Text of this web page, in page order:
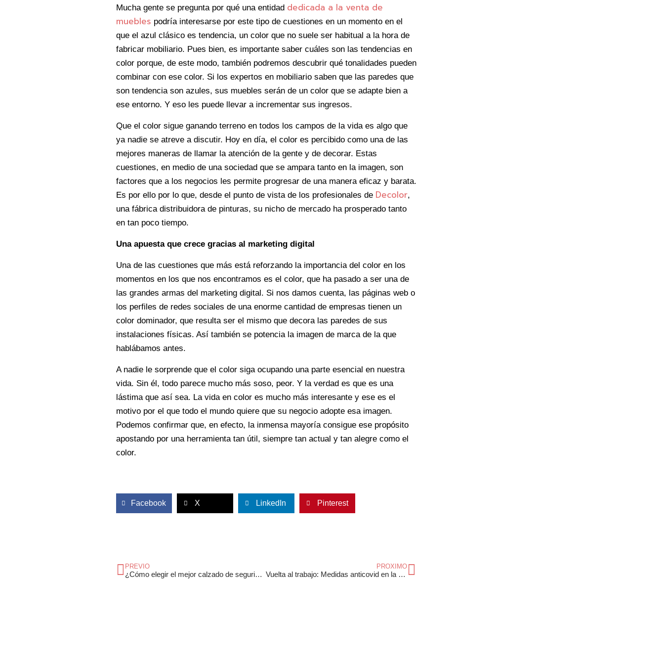
Mucha gente se pregunta por qué una entidad dedicada a la venta de
muebles podría interesarse por este tipo de cuestiones en un momento en el
que el azul clásico es tendencia, un color que no suele ser habitual a la hora de
fabricar mobiliario. Pues bien, es importante saber cuáles son las tendencias en
color porque, de este modo, también podremos descubrir qué tonalidades pueden
combinar con ese color. Si los expertos en mobiliario saben que las paredes que
son tendencia son azules, sus muebles serán de un color que se adapte bien a
ese entorno. Y eso les puede llevar a incrementar sus ingresos.
Que el color sigue ganando terreno en todos los campos de la vida es algo que
ya nadie se atreve a discutir. Hoy en día, el color es percibido como una de las
mejores maneras de llamar la atención de la gente y de decorar. Estas
cuestiones, en medio de una sociedad que se ampara tanto en la imagen, son
factores que a los negocios les permite progresar de una manera eficaz y barata.
Es por ello por lo que, desde el punto de vista de los profesionales de Decolor,
una fábrica distribuidora de pinturas, su nicho de mercado ha prosperado tanto
en tan poco tiempo.
Una apuesta que crece gracias al marketing digital
Una de las cuestiones que más está reforzando la importancia del color en los
momentos en los que nos encontramos es el color, que ha pasado a ser una de
las grandes armas del marketing digital. Si nos damos cuenta, las páginas web o
los perfiles de redes sociales de una enorme cantidad de empresas tienen un
color dominador, que resulta ser el mismo que decora las paredes de sus
instalaciones físicas. Así también se potencia la imagen de marca de la que
hablábamos antes.
A nadie le sorprende que el color siga ocupando una parte esencial en nuestra
vida. Sin él, todo parece mucho más soso, peor. Y la verdad es que es una
lástima que así sea. La vida en color es mucho más interesante y ese es el
motivo por el que todo el mundo quiere que su negocio adopte esa imagen.
Podemos confirmar que, en efecto, la inmensa mayoría consigue ese propósito
apostando por una herramienta tan útil, siempre tan actual y tan alegre como el
color.
Facebook X LinkedIn Pinterest
PREVIO
¿Cómo elegir el mejor calzado de seguridad para nuestro trabajo?
PROXIMO
Vuelta al trabajo: Medidas anticovid en la oficina